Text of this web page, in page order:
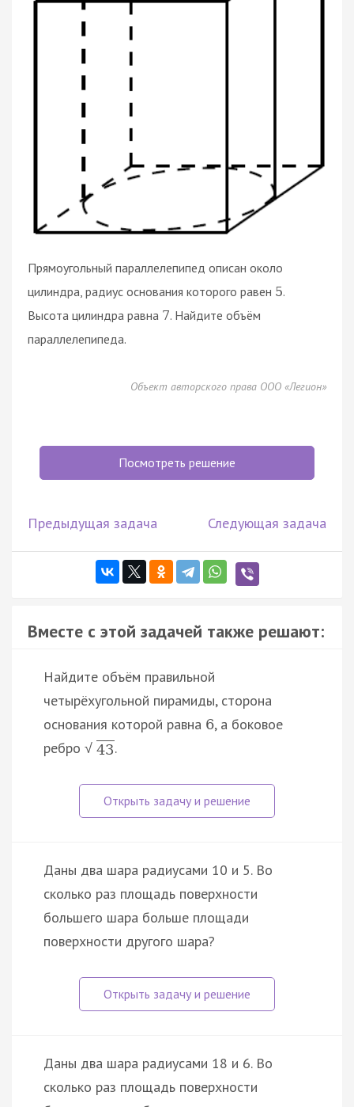
Прямоугольный параллелепипед описан около
цилиндра, радиус основания которого равен 5.
Высота цилиндра равна 7. Найдите объём
параллелепипеда.
Объект авторского права ООО «Легион»
Посмотреть решение
Предыдущая задача Следующая задача
Вместе с этой задачей также решают:
Найдите объём правильной
четырёхугольной пирамиды, сторона
основания которой равна 6, а боковое
ребро √ 43.
Даны два шара радиусами 10 и 5. Во
сколько раз площадь поверхности
большего шара больше площади
поверхности другого шара?
Даны два шара радиусами 18 и 6. Во
сколько раз площадь поверхности